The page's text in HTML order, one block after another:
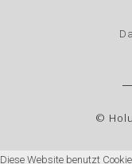
©
Diese Website benutzt